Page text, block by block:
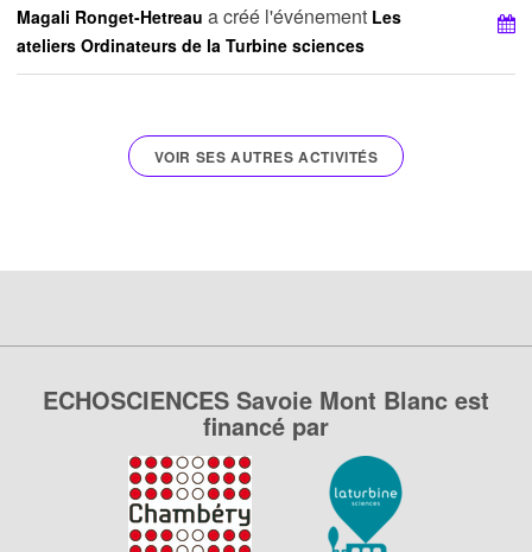
Magali Ronget-Hetreau a créé l'événement Les
ateliers Ordinateurs de la Turbine sciences
VOIR SES AUTRES ACTIVITÉS
ECHOSCIENCES Savoie Mont Blanc est
financé par